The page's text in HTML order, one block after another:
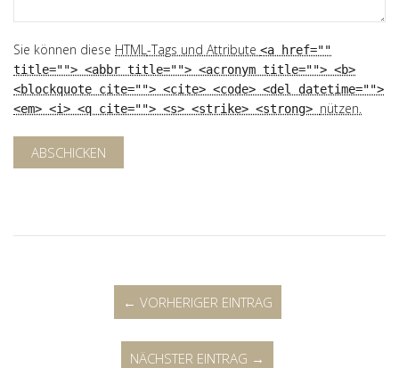
Sie können diese HTML -Tags und Attribute <a href=""
title=""> <abbr title=""> <acronym title=""> <b>
<blockquote cite=""> <cite> <code> <del datetime="">
<em> <i> <q cite=""> <s> <strike> <strong> nützen.
ABSCHICKEN
← VORHERIGER EINTRAG
NÄCHSTER EINTRAG →